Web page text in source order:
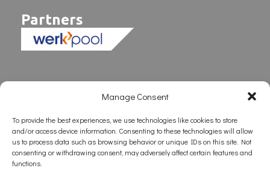
Manage Consent
To provide the best experiences, we use technologies like cookies to store
and/or access device information. Consenting to these technologies will allow
us to process data such as browsing behavior or unique IDs on this site. Not
consenting or withdrawing consent, may adversely affect certain features and
functions.
Partners